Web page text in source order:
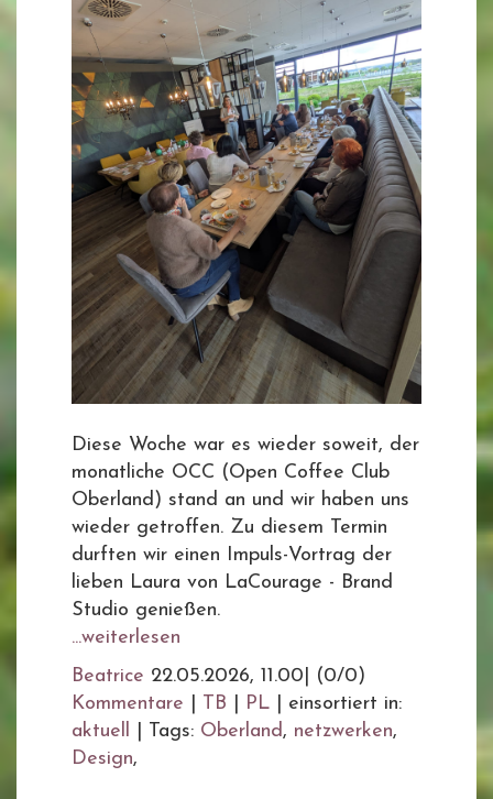
Diese Woche war es wieder soweit, der
monatliche OCC (Open Coffee Club
Oberland) stand an und wir haben uns
wieder getroffen. Zu diesem Termin
durften wir einen Impuls-Vortrag der
lieben Laura von LaCourage - Brand
Studio genießen.
...weiterlesen
Beatrice 22.05.2026, 11.00
(0/0)
Kommentare
TB PL
einsortiert in:
aktuell
Tags: Oberland, netzwerken,
Design,